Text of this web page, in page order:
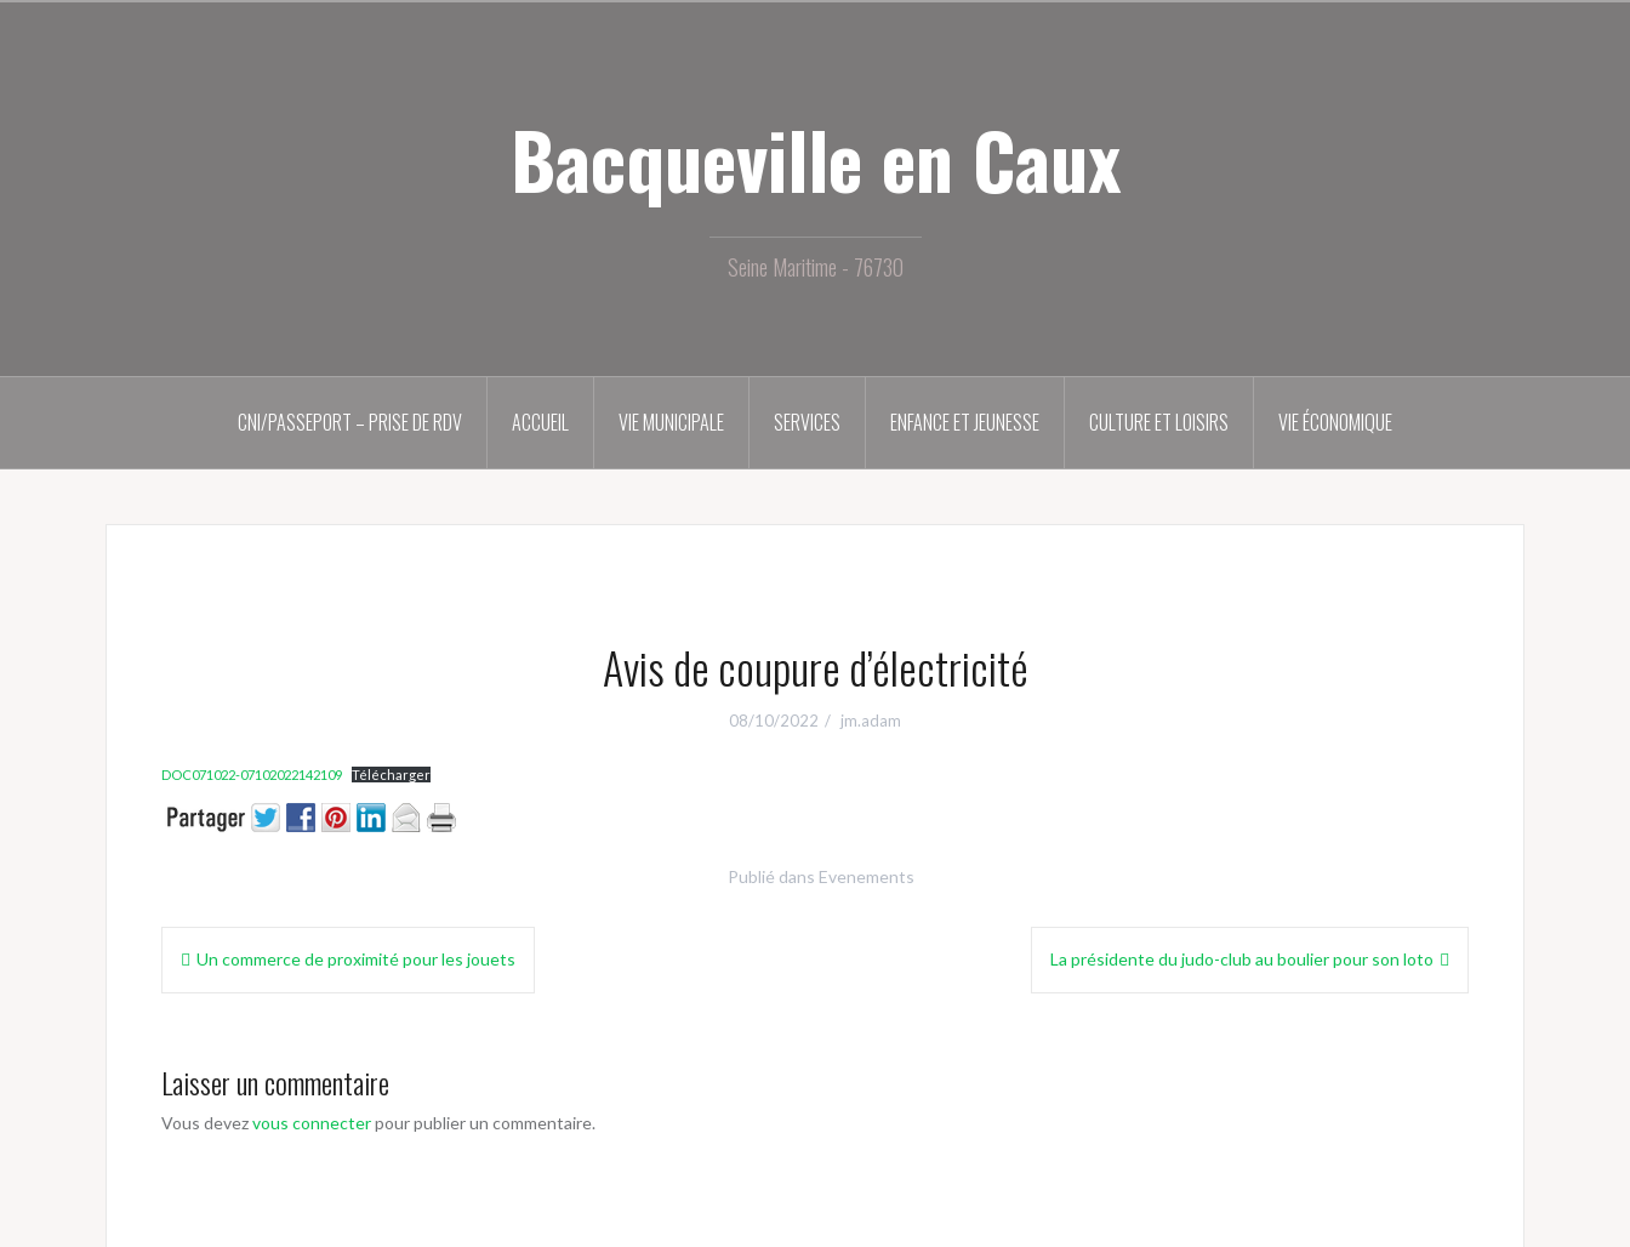
Bacqueville en Caux
Seine Maritime - 76730
CNI/PASSEPORT – PRISE DE RDV ACCUEIL VIE MUNICIPALE SERVICES ENFANCE ET JEUNESSE CULTURE ET LOISIRS VIE ÉCONOMIQUE
Avis de coupure d’électricité
08/10/2022 jm.adam
DOC071022-07102022142109 Télécharger
Publié dans Evenements
Navigation
Un commerce de proximité pour les jouets La présidente du judo-club au boulier pour son loto
Laisser un commentaire
Vous devezvous connecterpour publier un commentaire.